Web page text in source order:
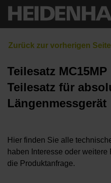
Teilesatz MC15MP
Teilesatz für
Längenmessgerät
Hier finden Sie alle
haben Interesse oder
die Produktanfrage.